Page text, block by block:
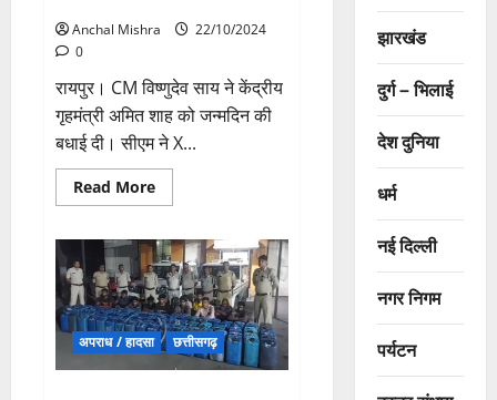
Anchal Mishra
22/10/2024
0
रायपुर। CM विष्णुदेव साय ने केंद्रीय
गृहमंत्री अमित शाह को जन्मदिन की
बधाई दी। सीएम ने X...
Read MoreRead
more
विष्णुदेव
साय
ने
केंद्रीय
गृहमंत्री
अमित
शाह
को
दी
अपराध / हादसा छत्तीसगढ़
झारखंड
दुर्ग – भिलाई
देश दुनिया
धर्म
नई दिल्ली
नगर निगम
पर्यटन